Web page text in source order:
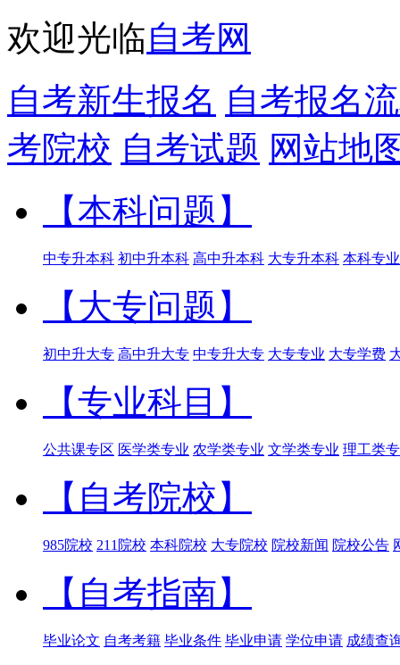
欢迎光临自考网
自考新生报名 自考报名
考院校 自考试题 网站地
【本科问题】
中专升本科 初中升本科 高中升本科 大专升本科 本科专业
【大专问题】
初中升大专 高中升大专 中专升大专 大专专业 大专学费
【专业科目】
公共课专区 医学类专业 农学类专业 文学类专业 理工类
【自考院校】
985院校 211院校 本科院校 大专院校 院校新闻 院校公告
【自考指南】
毕业论文 自考考籍 毕业条件 毕业申请 学位申请 成绩查